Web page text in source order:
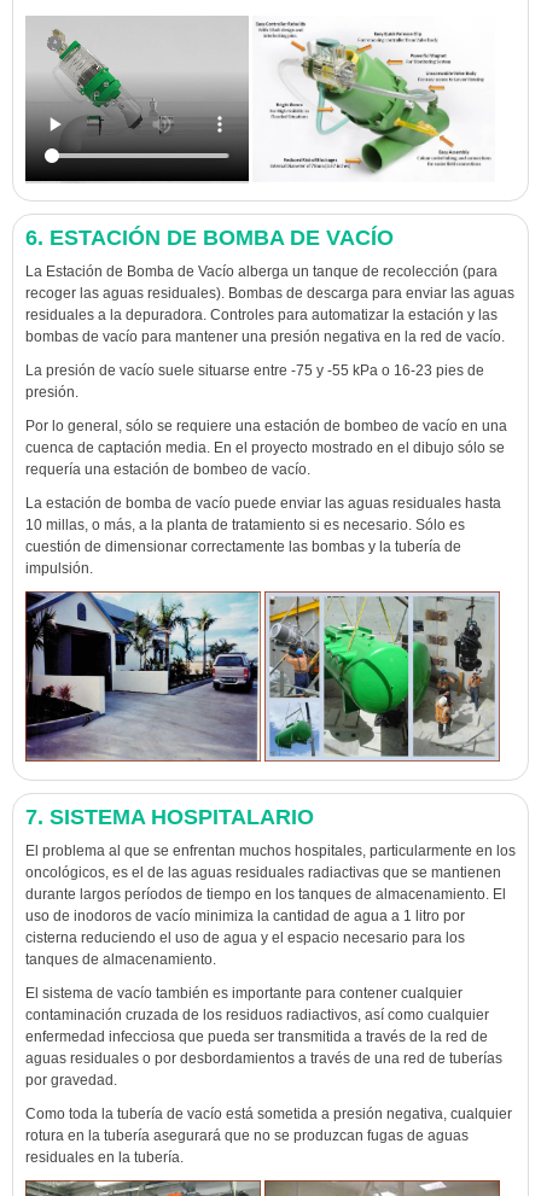
6. ESTACIÓN DE BOMBA DE VACÍO
La Estación de Bomba de Vacío alberga un tanque de recolección (para
recoger las aguas residuales). Bombas de descarga para enviar las aguas
residuales a la depuradora. Controles para automatizar la estación y las
bombas de vacío para mantener una presión negativa en la red de vacío.
La presión de vacío suele situarse entre -75 y -55 kPa o 16-23 pies de
presión.
Por lo general, sólo se requiere una estación de bombeo de vacío en una
cuenca de captación media. En el proyecto mostrado en el dibujo sólo se
requería una estación de bombeo de vacío.
La estación de bomba de vacío puede enviar las aguas residuales hasta
10 millas, o más, a la planta de tratamiento si es necesario. Sólo es
cuestión de dimensionar correctamente las bombas y la tubería de
impulsión.
7. SISTEMA HOSPITALARIO
El problema al que se enfrentan muchos hospitales, particularmente en los
oncológicos, es el de las aguas residuales radiactivas que se mantienen
durante largos períodos de tiempo en los tanques de almacenamiento. El
uso de inodoros de vacío minimiza la cantidad de agua a 1 litro por
cisterna reduciendo el uso de agua y el espacio necesario para los
tanques de almacenamiento.
El sistema de vacío también es importante para contener cualquier
contaminación cruzada de los residuos radiactivos, así como cualquier
enfermedad infecciosa que pueda ser transmitida a través de la red de
aguas residuales o por desbordamientos a través de una red de tuberías
por gravedad.
Como toda la tubería de vacío está sometida a presión negativa, cualquier
rotura en la tubería asegurará que no se produzcan fugas de aguas
residuales en la tubería.